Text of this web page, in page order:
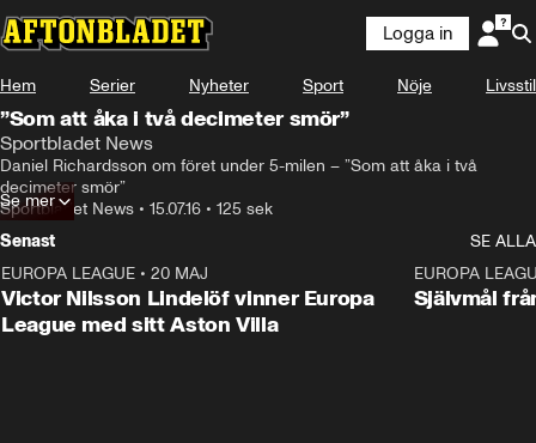
Logga in
Hem Serier Nyheter Sport Nöje Livsstil
”Som att åka i två decimeter smör”
Sportbladet News
Daniel Richardsson om föret under 5-milen – ”Som att åka i två
decimeter smör”
Sportbladet News • 15.07.16 • 125 sek
Se mer
Senast
SE ALLA
EUROPA LEAGUE • 20 MAJ
Victor Nilsson Lindelöf vinner Europa
League med sitt Aston Villa
EUROPA
Självmål